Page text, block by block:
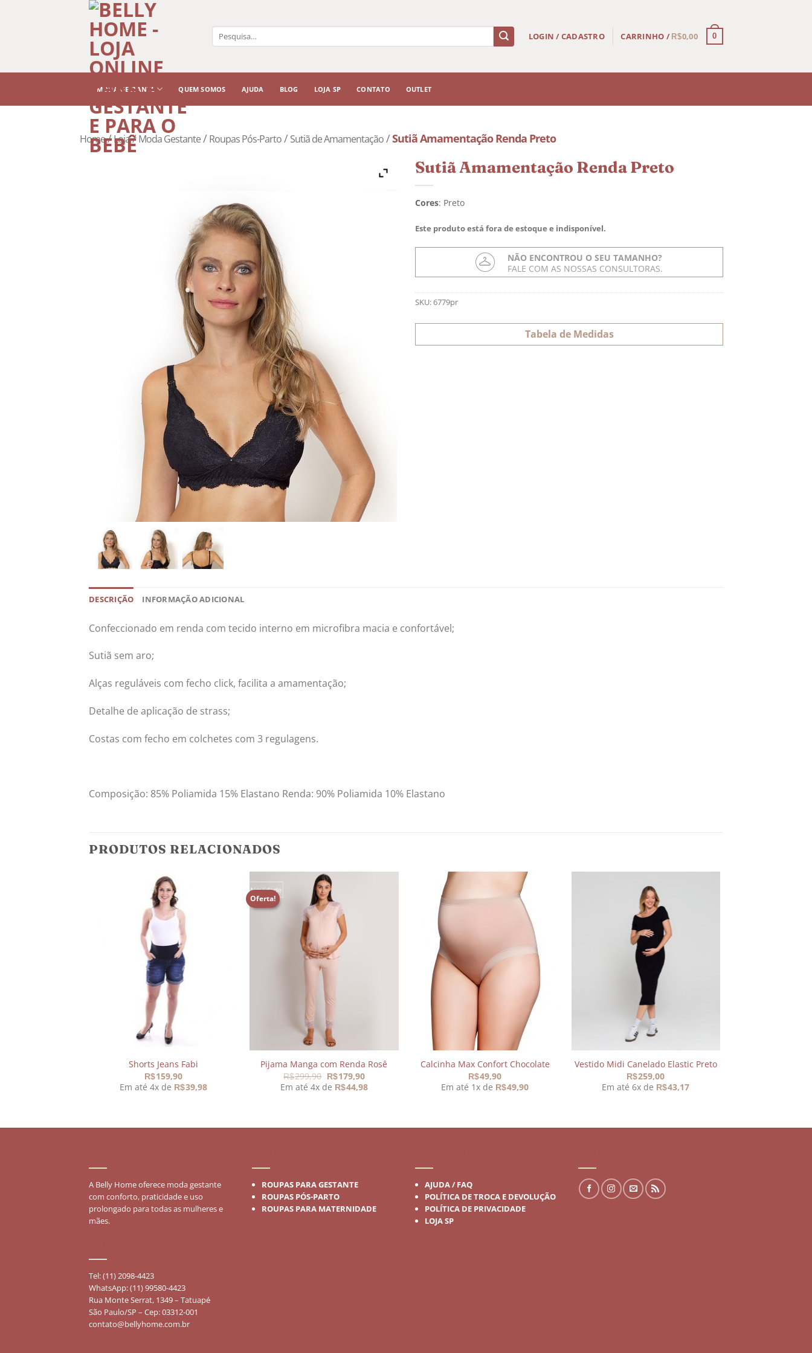
Pesquisar
LOGIN / CADASTRO CARRINHO / R$0,00 0
MODA GESTANTE QUEM SOMOS AJUDA BLOG LOJA SP CONTATO OUTLET
Home/Loja/Moda Gestante/Roupas Pós-Parto/Sutiã de Amamentação/Sutiã Amamentação Renda Preto
Sutiã Amamentação Renda Preto
Cores: Preto
Este produto está fora de estoque e indisponível.
NÃO ENCONTROU O SEU TAMANHO?
FALE COM AS NOSSAS CONSULTORAS.
SKU:6779pr
Tabela de Medidas
DESCRIÇÃO INFORMAÇÃO ADICIONAL
Confeccionado em renda com tecido interno em microfibra macia e confortável;
Sutiã sem aro;
Alças reguláveis com fecho click, facilita a amamentação;
Detalhe de aplicação de strass;
Costas com fecho em colchetes com 3 regulagens.
Composição: 85% Poliamida 15% Elastano Renda: 90% Poliamida 10% Elastano
PRODUTOS RELACIONADOS
Shorts Jeans Fabi
R$159,90
Em até 4x de R$39,98
Oferta!
Pijama Manga com Renda Rosê
R$299,90 O
preço
original
R$179,90O
preço
atual
Em até 4x de R$44,98
Adicionar
aos
meus
desejos
Calcinha Max Confort Chocolate
R$49,90
Em até 1x de R$49,90
Vestido Midi Canelado Elastic Preto
R$259,00
Em até 6x de R$43,17
A Belly Home oferece moda gestante
com conforto, praticidade e uso
prolongado para todas as mulheres e
mães.
ROUPAS PARA GESTANTE
ROUPAS PÓS-PARTO
ROUPAS PARA MATERNIDADE
AJUDA / FAQ
POLÍTICA DE TROCA E DEVOLUÇÃO
POLÍTICA DE PRIVACIDADE
LOJA SP
Tel: (11) 2098-4423
WhatsApp: (11) 99580-4423
Rua Monte Serrat, 1349 – Tatuapé
São Paulo/SP – Cep: 03312-001
contato@bellyhome.com.br